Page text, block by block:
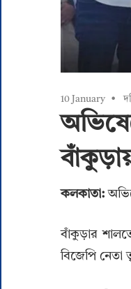
10 January
কলকাতা:
বাঁকুড়ার
বিজেপি